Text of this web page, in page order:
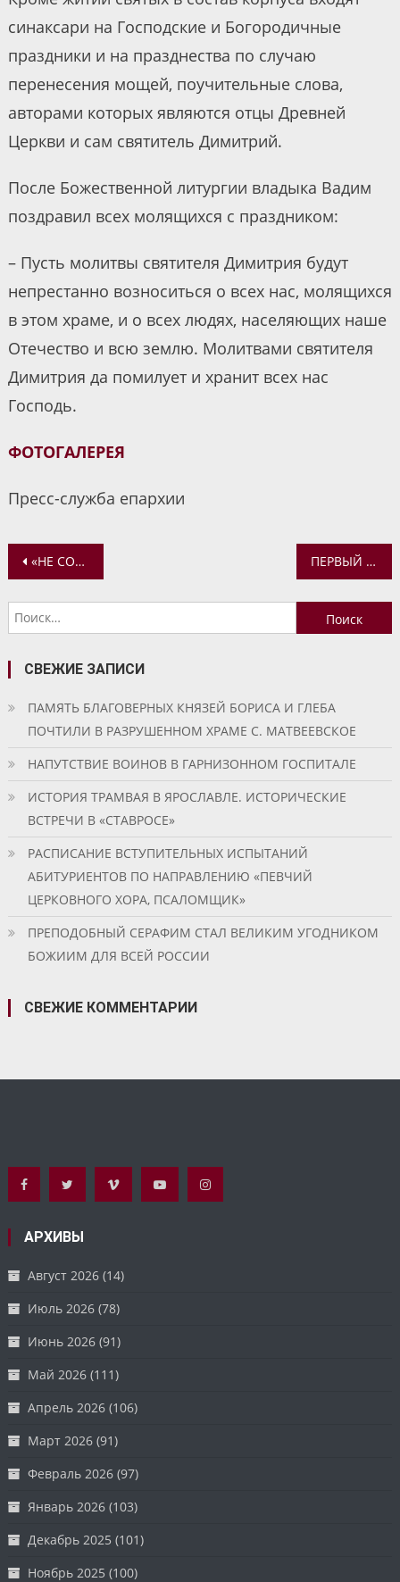
синаксари на Господские и Богородичные
праздники и на празднества по случаю
перенесения мощей, поучительные слова,
авторами которых являются отцы Древней
Церкви и сам святитель Димитрий.
После Божественной литургии владыка Вадим
поздравил всех молящихся с праздником:
– Пусть молитвы святителя Димитрия будут
непрестанно возноситься о всех нас, молящихся
в этом храме, и о всех людях, населяющих наше
Отечество и всю землю. Молитвами святителя
Димитрия да помилует и хранит всех нас
Господь.
ФОТОГАЛЕРЕЯ
Пресс-служба епархии
Навигация
по
записям
«НЕ СОЛГАТЬ НА СВЯТОГО»: ЧЕТЬИ-МИНЕИ СВЯТИТЕЛЯ ДИМИТРИЯ РОСТОВСКОГО ПЕРВЫЙ ЗАМЕСТИТЕЛЬ ПРЕДСЕДАТЕЛЯ СИНОДАЛЬНОГО ОТДЕЛА ПО ВЗАИМООТНОШЕНИЯМ ЦЕРКВИ С ОБЩЕСТВОМ И СМИ А.В. ЩИПКОВ ВЫСТУПИЛ С ЛЕКЦИЯМИ В МОСКОВСКОЙ ДУХОВНОЙ АКАДЕМИИ
Найти:
СВЕЖИЕ ЗАПИСИ
ПАМЯТЬ БЛАГОВЕРНЫХ КНЯЗЕЙ БОРИСА И ГЛЕБА
ПОЧТИЛИ В РАЗРУШЕННОМ ХРАМЕ С. МАТВЕЕВСКОЕ
НАПУТСТВИЕ ВОИНОВ В ГАРНИЗОННОМ ГОСПИТАЛЕ
ИСТОРИЯ ТРАМВАЯ В ЯРОСЛАВЛЕ. ИСТОРИЧЕСКИЕ
ВСТРЕЧИ В «СТАВРОСЕ»
РАСПИСАНИЕ ВСТУПИТЕЛЬНЫХ ИСПЫТАНИЙ
АБИТУРИЕНТОВ ПО НАПРАВЛЕНИЮ «ПЕВЧИЙ
ЦЕРКОВНОГО ХОРА, ПСАЛОМЩИК»
ПРЕПОДОБНЫЙ СЕРАФИМ СТАЛ ВЕЛИКИМ УГОДНИКОМ
БОЖИИМ ДЛЯ ВСЕЙ РОССИИ
СВЕЖИЕ КОММЕНТАРИИ
АРХИВЫ
Август 2026 (14)
Июль 2026 (78)
Июнь 2026 (91)
Май 2026 (111)
Апрель 2026 (106)
Март 2026 (91)
Февраль 2026 (97)
Январь 2026 (103)
Декабрь 2025 (101)
Ноябрь 2025 (100)